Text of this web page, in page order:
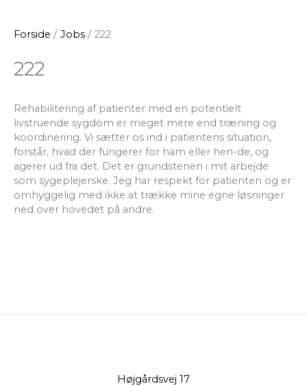
Forside Jobs 222
222
Rehabilitering af patienter med en potentielt
livstruende sygdom er meget mere end træning og
koordinering. Vi sætter os ind i patientens situation,
forstår, hvad der fungerer for ham eller hen-de, og
agerer ud fra det. Det er grundstenen i mit arbejde
som sygeplejerske. Jeg har respekt for patienten og er
omhyggelig med ikke at trække mine egne løsninger
ned over hovedet på andre.
Højgårdsvej 17